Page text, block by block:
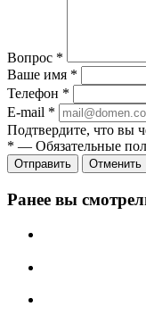
Вопрос *
Ваше имя *
Телефон *
E-mail *
Подтвердите, что вы
* — Обязательные
Отправить Отменить
Ранее вы